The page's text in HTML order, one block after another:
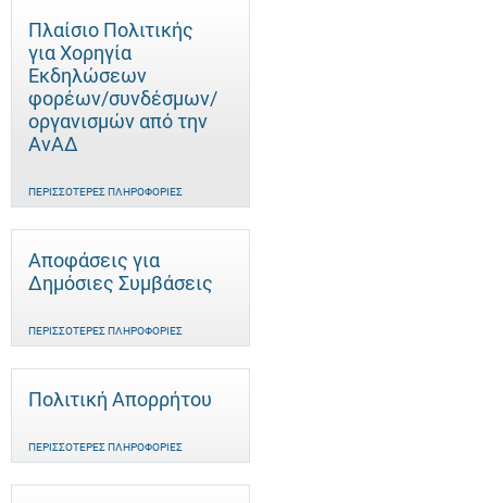
Πλαίσιο Πολιτικής
για Χορηγία
Εκδηλώσεων
φορέων/συνδέσμων/
οργανισμών από την
ΑνΑΔ
ΠΕΡΙΣΣΌΤΕΡΕΣ ΠΛΗΡΟΦΟΡΊΕΣ
Αποφάσεις για
Δημόσιες Συμβάσεις
ΠΕΡΙΣΣΌΤΕΡΕΣ ΠΛΗΡΟΦΟΡΊΕΣ
Πολιτική Απορρήτου
ΠΕΡΙΣΣΌΤΕΡΕΣ ΠΛΗΡΟΦΟΡΊΕΣ